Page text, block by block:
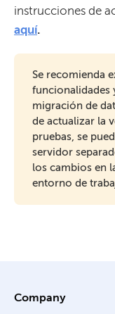
instrucciones de
aquí.
Se recomienda
funcionalidades
migración de
de actualizar la
pruebas, se
servidor
los cambios en
entorno de
Company